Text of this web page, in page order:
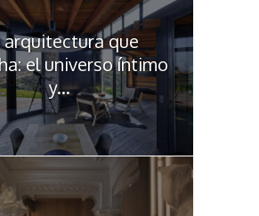
arquitectura que
el universo íntimo
y...